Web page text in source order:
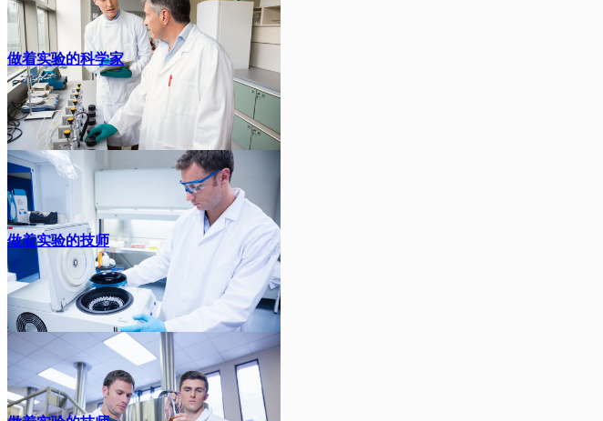
做着实验的科学家
做着实验的技师